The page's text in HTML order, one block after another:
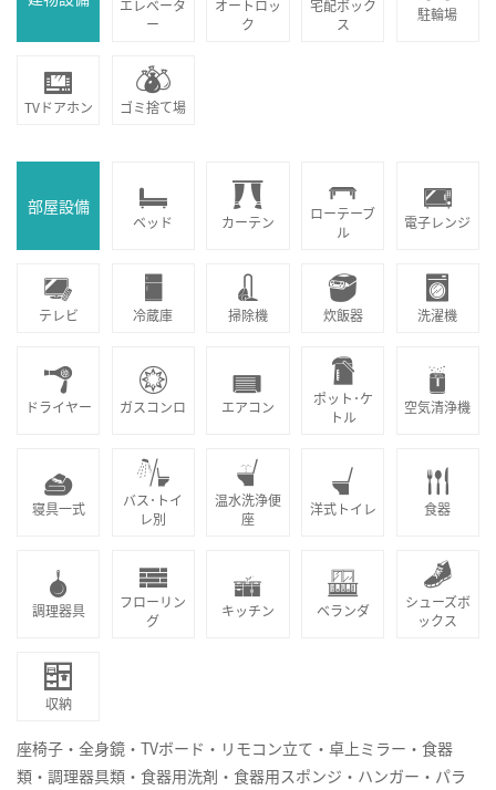
エレベータ
ー
オートロッ
ク
宅配ボック
ス
駐輪場
TVドアホン ゴミ捨て場
部屋設備
ベッド カーテン
ローテーブ
ル
電子レンジ
テレビ 冷蔵庫 掃除機 炊飯器 洗濯機
ドライヤー ガスコンロ エアコン
ポット･ケ
トル
空気清浄機
寝具一式
バス･トイ
レ別
温水洗浄便
座
洋式トイレ 食器
調理器具
フローリン
グ
キッチン ベランダ
シューズボ
ックス
収納
座椅子・全身鏡・TVボード・リモコン立て・卓上ミラー・食器
類・調理器具類・食器用洗剤・食器用スポンジ・ハンガー・パラ